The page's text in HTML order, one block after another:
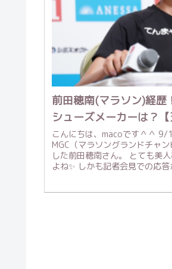
前田穂南(マラソン)経歴
シューズメーカーは？【
こんにちは、macoです＾＾ 9/
MGC（マラソングランドチャ
した前田穂南さん。 とても美
よね✨ しかも記者会見での応答